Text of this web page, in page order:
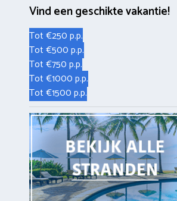
Vind een geschikte vakantie!
Tot €250 p.p.
Tot €500 p.p.
Tot €750 p.p.
Tot €1000 p.p.
Tot €1500 p.p.